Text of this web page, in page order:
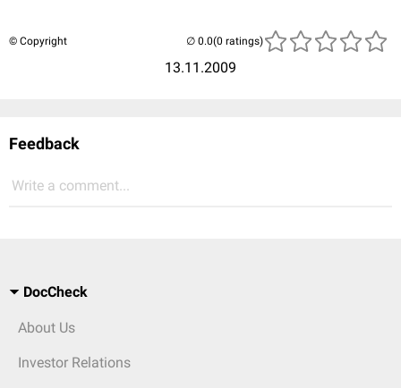
© Copyright
13.11.2009
(0 ratings)
Feedback
Write a comment...
DocCheck
About Us
Investor Relations